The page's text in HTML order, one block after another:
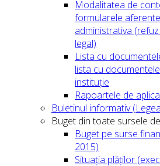
Modalitatea de
formularele
administrativa
legal)
Lista cu
lista cu
instituție
Rapoartele de
Buletinul informativ
Buget din toate sursele
Buget pe surse
2015)
Situația plăților